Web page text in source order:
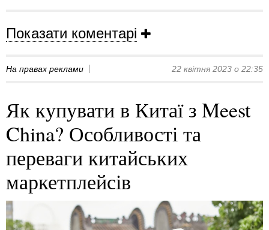
Показати коментарі
На правах реклами 22 квітня 2023 о 22:35
Як купувати в Китаї з Meest
China? Особливості та
переваги китайських
маркетплейсів